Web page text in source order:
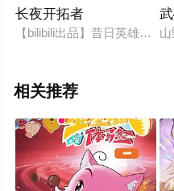
长夜开拓者
【bilibili出品】昔日英雄，
相关推荐